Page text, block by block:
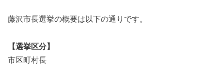
藤沢市長選挙の概要は以下の通りです。
【選挙区分】
市区町村長